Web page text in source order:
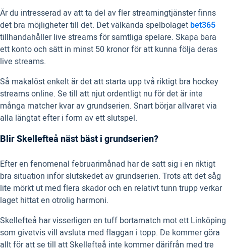
Är du intresserad av att ta del av fler streamingtjänster finns
det bra möjligheter till det. Det välkända spelbolaget bet365
tillhandahåller live streams för samtliga spelare. Skapa bara
ett konto och sätt in minst 50 kronor för att kunna följa deras
live streams.
Så makalöst enkelt är det att starta upp två riktigt bra hockey
streams online. Se till att njut ordentligt nu för det är inte
många matcher kvar av grundserien. Snart börjar allvaret via
alla längtat efter i form av ett slutspel.
Blir Skellefteå näst bäst i grundserien?
Efter en fenomenal februarimånad har de satt sig i en riktigt
bra situation inför slutskedet av grundserien. Trots att det såg
lite mörkt ut med flera skador och en relativt tunn trupp verkar
laget hittat en otrolig harmoni.
Skellefteå har visserligen en tuff bortamatch mot ett Linköping
som givetvis vill avsluta med flaggan i topp. De kommer göra
allt för att se till att Skellefteå inte kommer därifrån med tre